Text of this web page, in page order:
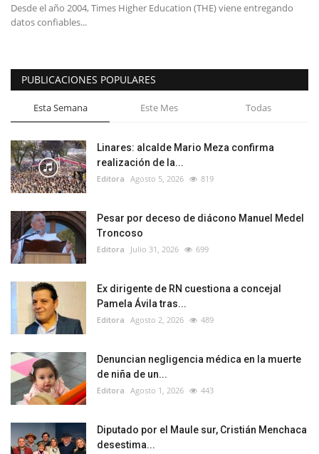
Desde el año 2004, Times Higher Education (THE) viene entregando
datos confiables...
PUBLICACIONES POPULARES
Esta Semana Este Mes Todas
Linares: alcalde Mario Meza confirma
realización de la...
Editora Agosto 5, 2026 819
Pesar por deceso de diácono Manuel Medel
Troncoso
Editora Julio 31, 2026 699
Ex dirigente de RN cuestiona a concejal
Pamela Ávila tras...
Editora Agosto 2, 2026 489
Denuncian negligencia médica en la muerte
de niña de un...
Editora Agosto 1, 2026 443
Diputado por el Maule sur, Cristián Menchaca
desestima...